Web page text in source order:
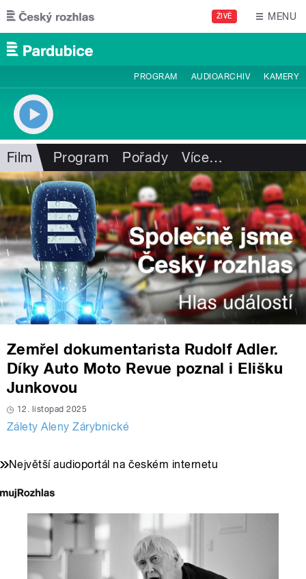
Přejít k hlavnímu obsahu
ŽIVĚ MENU
PROGRAM AUDIOARCHIV KAMERY
Film Program Pořady Více…
Zemřel dokumentarista Rudolf Adler.
Díky Auto Moto Revue poznal i Elišku
Junkovou
12. listopad 2025
Zálety Aleny Zárybnické
Největší audioportál na českém internetu